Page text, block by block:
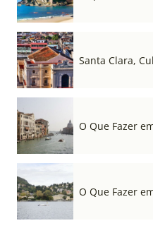
Santa Clara,
O Que Fazer
O Que Fazer